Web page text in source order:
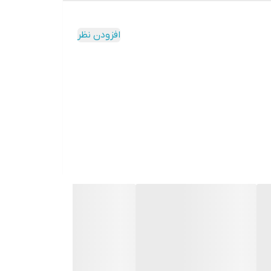
دو نوبت صبح و شب تکرار کنید. دقت کنید
افزودن نظر